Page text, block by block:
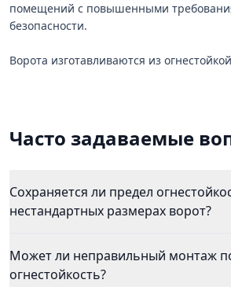
помещений с повышенными
безопасности.
Ворота изготавливаются из
проекта противопожарные ворота
огнестойкости EI 30, EI 60, EI 90 или EI
Назначение стальных
• защита складских, производственных,
коммерческих помещений;
Часто задаваемые
Сохраняется ли предел
нестандартных размерах ворот?
Может ли неправильный монтаж
огнестойкость?